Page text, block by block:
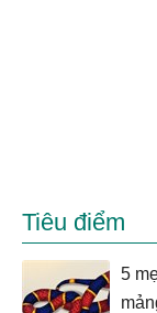
Tiêu điểm
5